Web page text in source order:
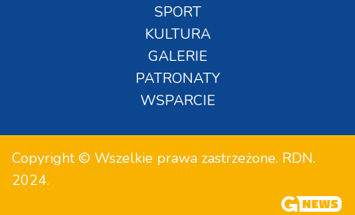
SPORT
KULTURA
GALERIE
PATRONATY
WSPARCIE
Copyright © Wszelkie prawa zastrzeżone. RDN.
2024.